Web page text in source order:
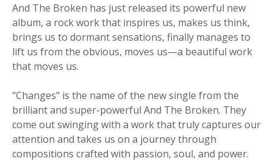
And The Broken has just released its powerful new
album, a rock work that inspires us, makes us think,
brings us to dormant sensations, finally manages to
lift us from the obvious, moves us—a beautiful work
that moves us.
"Changes" is the name of the new single from the
brilliant and super-powerful And The Broken. They
come out swinging with a work that truly captures our
attention and takes us on a journey through
compositions crafted with passion, soul, and power.